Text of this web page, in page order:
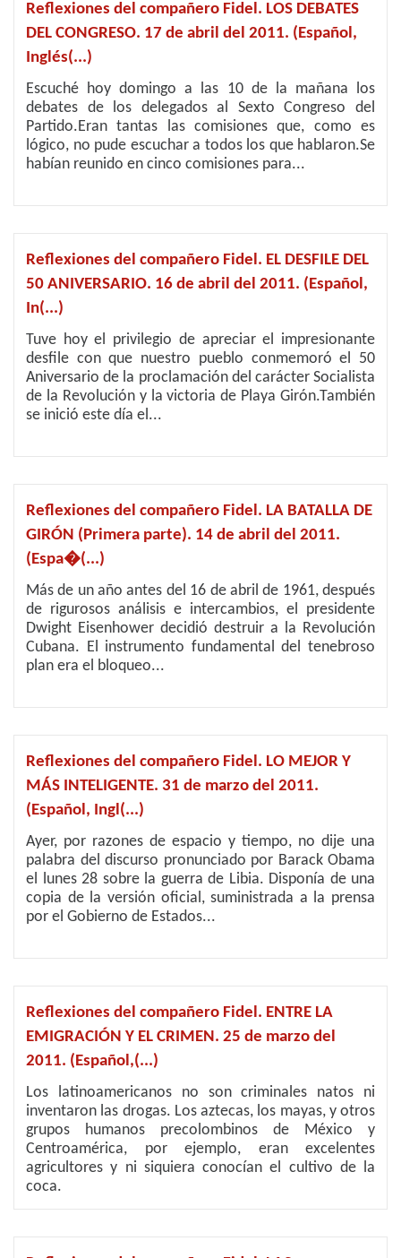
Reflexiones del compañero Fidel. LOS DEBATES
DEL CONGRESO. 17 de abril del 2011. (Español,
Inglés(...)
Escuché hoy domingo a las 10 de la mañana los
debates de los delegados al Sexto Congreso del
Partido.Eran tantas las comisiones que, como es
lógico, no pude escuchar a todos los que hablaron.Se
habían reunido en cinco comisiones para...
Reflexiones del compañero Fidel. EL DESFILE DEL
50 ANIVERSARIO. 16 de abril del 2011. (Español,
In(...)
Tuve hoy el privilegio de apreciar el impresionante
desfile con que nuestro pueblo conmemoró el 50
Aniversario de la proclamación del carácter Socialista
de la Revolución y la victoria de Playa Girón.También
se inició este día el...
Reflexiones del compañero Fidel. LA BATALLA DE
GIRÓN (Primera parte). 14 de abril del 2011.
(Espa�(...)
Más de un año antes del 16 de abril de 1961, después
de rigurosos análisis e intercambios, el presidente
Dwight Eisenhower decidió destruir a la Revolución
Cubana. El instrumento fundamental del tenebroso
plan era el bloqueo...
Reflexiones del compañero Fidel. LO MEJOR Y
MÁS INTELIGENTE. 31 de marzo del 2011.
(Español, Ingl(...)
Ayer, por razones de espacio y tiempo, no dije una
palabra del discurso pronunciado por Barack Obama
el lunes 28 sobre la guerra de Libia. Disponía de una
copia de la versión oficial, suministrada a la prensa
por el Gobierno de Estados...
Reflexiones del compañero Fidel. ENTRE LA
EMIGRACIÓN Y EL CRIMEN. 25 de marzo del
2011. (Español,(...)
Los latinoamericanos no son criminales natos ni
inventaron las drogas. Los aztecas, los mayas, y otros
grupos humanos precolombinos de México y
Centroamérica, por ejemplo, eran excelentes
agricultores y ni siquiera conocían el cultivo de la
coca.